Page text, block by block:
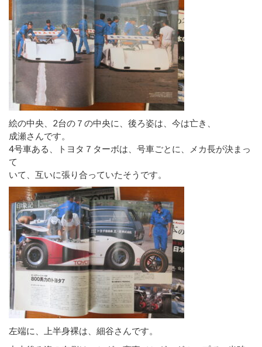
絵の中央、2台の７の中央に、後ろ姿は、今は亡き、
成瀬さんです。
4号車ある、トヨタ７ターボは、号車ごとに、メカ長が決まっ
て
いて、互いに張り合っていたそうです。
左端に、上半身裸は、細谷さんです。